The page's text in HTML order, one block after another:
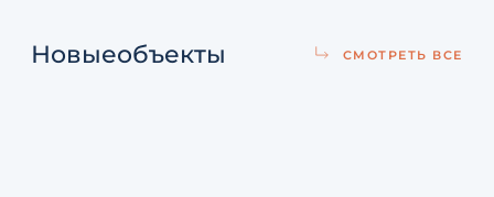
Новыеобъекты СМОТРЕТЬ ВСЕ